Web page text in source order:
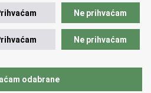
službe vanjskih poslova
Ne prihvaćam
Ne prihvaćam
odabrane